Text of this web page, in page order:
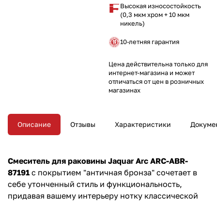
Высокая износостойкость
(0,3 мкм хром + 10 мкм
никель)
10-летняя гарантия
Цена действительна только для
интернет-магазина и может
отличаться от цен в розничных
магазинах
Описание Отзывы Характеристики
Смеситель для раковины Jaquar Arc ARC-ABR-
87191 с покрытием "античная бронза" сочетает в
себе утонченный стиль и функциональность,
придавая вашему интерьеру нотку классической